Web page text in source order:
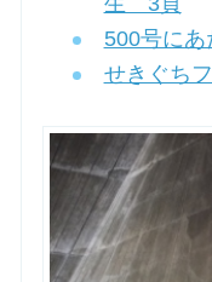
お問合せ
交通・アクセス
500号に
せきぐち